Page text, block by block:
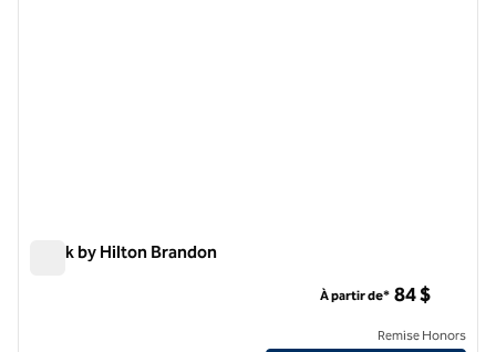
Spark by Hilton Brandon
À partir de* 84 $
Remise Honors